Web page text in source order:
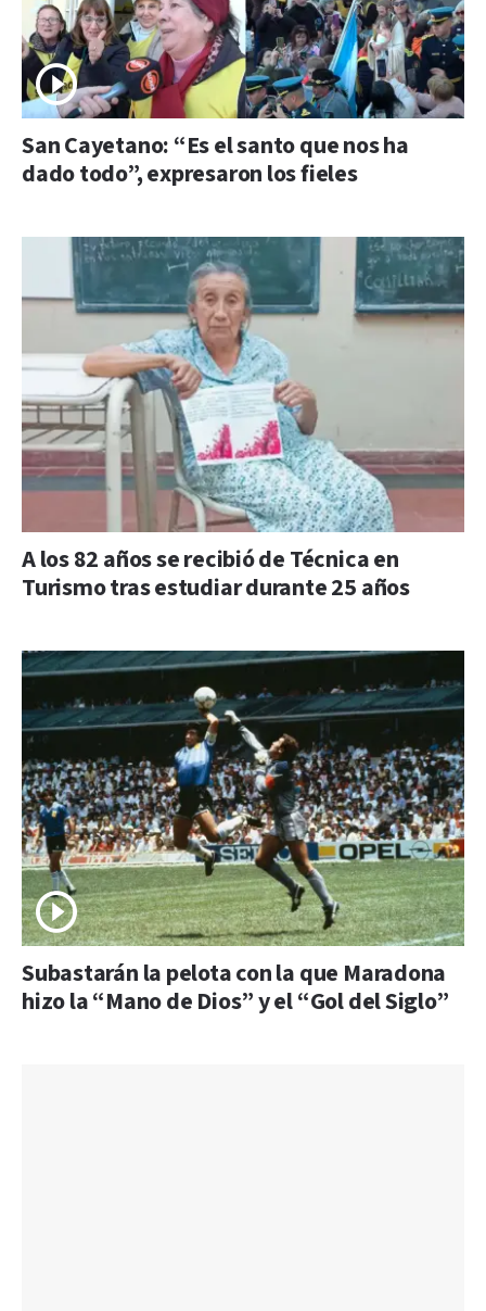
San Cayetano: “Es el santo que nos ha
dado todo”, expresaron los fieles
A los 82 años se recibió de Técnica en
Turismo tras estudiar durante 25 años
Subastarán la pelota con la que Maradona
hizo la “Mano de Dios” y el “Gol del Siglo”